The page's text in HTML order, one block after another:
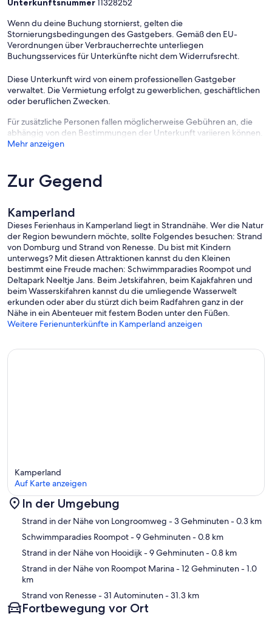
Endreinigung; € 74,95, oder selbst durch zu führen (Erforderlich,
um zu zahlen, wenn Ihr Haustier mit reist)
Haustiere; Max. 1; € 5,50/Nacht (Haustiere müssen aufgrund der
Verfügbarkeit während des Buchungsprozesses angegeben
werden); Max. 1; € 6/Nacht (Haustiere müssen aufgrund der
Verfügbarkeit während des Buchungsprozesses angegeben
werden)
Bettwäsche; Miete möglich, € 10,95 p.P./ Aufenthalt; Miete möglich,
€ 9,95 p.P./ Aufenthalt; Miete möglich, € 13,75 p.P./ Aufenthalt;
Miete möglich, € 15,25 p.P./ Aufenthalt
Kurtaxe; € 2,23 /Person/Nacht (unter Vorbehalt); € 2,38
/Person/Nacht (unter Vorbehalt); € 2,53 /Person/Nacht (unter
Vorbehalt)
Handtücher; Miete möglich, € 12,75 p.P./ Aufenthalt; Miete
möglich, € 6,95 p.P./ Aufenthalt; Miete möglich, € 7,50 p.P./
Aufenthalt; Miete möglich, € 10,95 p.P./ Aufenthalt
möglich, € 5,25 pro Aufenthalt; Miete möglich, € 5,75 pro
Aufenthalt; Miete möglich, € 8,95 pro Aufenthalt
WLAN; Gratis
Kinderbett; € 8,25/Aufenthalt; € 9/Aufenthalt
Kinderstuhl; € 8,25/Aufenthalt; € 9/Aufenthalt
Wäschewechsel; Betten bei Ankunft gemacht € 7,25 p.p.; Betten
bei Ankunft gemacht € 6,75 p.p.
Unterkunftsnummer11328252
Wenn du deine Buchung stornierst, gelten die
Stornierungsbedingungen des Gastgebers. Gemäß den EU-
Verordnungen über Verbraucherrechte unterliegen
Buchungsservices für Unterkünfte nicht dem Widerrufsrecht.
Diese Unterkunft wird von einem professionellen Gastgeber
verwaltet. Die Vermietung erfolgt zu gewerblichen, geschäftlichen
oder beruflichen Zwecken.
Für zusätzliche Personen fallen möglicherweise Gebühren an, die
abhängig von den Bestimmungen der Unterkunft variieren können.
Mehr anzeigen
Zur Gegend
Kamperland
Dieses Ferienhaus in Kamperland liegt in Strandnähe. Wer die Natur
der Region bewundern möchte, sollte Folgendes besuchen: Strand
von Domburg und Strand von Renesse. Du bist mit Kindern
unterwegs? Mit diesen Attraktionen kannst du den Kleinen
bestimmt eine Freude machen: Schwimmparadies Roompot und
Deltapark Neeltje Jans. Beim Jetskifahren, beim Kajakfahren und
beim Wasserskifahren kannst du die umliegende Wasserwelt
erkunden oder aber du stürzt dich beim Radfahren ganz in der
Nähe in ein Abenteuer mit festem Boden unter den Füßen.
Weitere Ferienunterkünfte in Kamperland anzeigen
Karte
Kamperland
Auf Karte anzeigen
In der Umgebung
Strand in der Nähe von Longroomweg - 3 Gehminuten- 0.3 km
Schwimmparadies Roompot- 9 Gehminuten- 0.8 km
Strand in der Nähe von Hooidijk- 9 Gehminuten- 0.8 km
Strand in der Nähe von Roompot Marina- 12 Gehminuten- 1.0
km
Strand von Renesse- 31 Autominuten- 31.3 km
Fortbewegung vor Ort